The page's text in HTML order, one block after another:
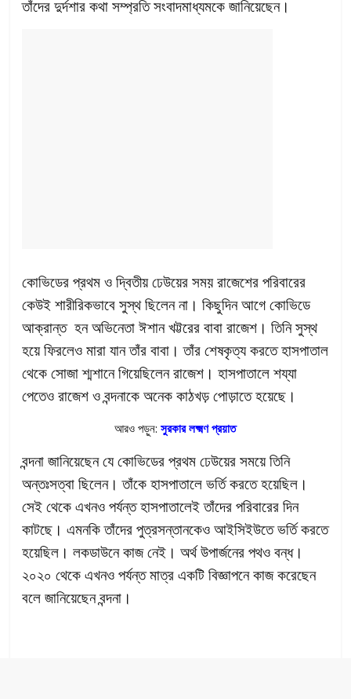
তাঁদের দুর্দশার কথা সম্প্রতি সংবাদমাধ্যমকে জানিয়েছেন।
কোভিডের প্রথম ও দ্বিতীয় ঢেউয়ের সময় রাজেশের পরিবারের
কেউই শারীরিকভাবে সুস্থ ছিলেন না। কিছুদিন আগে কোভিডে
আক্রান্ত হন অভিনেতা ঈশান খট্টরের বাবা রাজেশ। তিনি সুস্থ
হয়ে ফিরলেও মারা যান তাঁর বাবা। তাঁর শেষকৃত্য করতে হাসপাতাল
থেকে সোজা শ্মশানে গিয়েছিলেন রাজেশ। হাসপাতালে শয্যা
পেতেও রাজেশ ও বন্দনাকে অনেক কাঠখড় পোড়াতে হয়েছে।
আরও পড়ুন:সুরকার লক্ষ্মণ প্রয়াত
বন্দনা জানিয়েছেন যে কোভিডের প্রথম ঢেউয়ের সময়ে তিনি
অন্তঃসত্বা ছিলেন। তাঁকে হাসপাতালে ভর্তি করতে হয়েছিল।
সেই থেকে এখনও পর্যন্ত হাসপাতালেই তাঁদের পরিবারের দিন
কাটছে। এমনকি তাঁদের পুত্রসন্তানকেও আইসিইউতে ভর্তি করতে
হয়েছিল। লকডাউনে কাজ নেই। অর্থ উপার্জনের পথও বন্ধ।
২০২০ থেকে এখনও পর্যন্ত মাত্র একটি বিজ্ঞাপনে কাজ করেছেন
বলে জানিয়েছেন বন্দনা।